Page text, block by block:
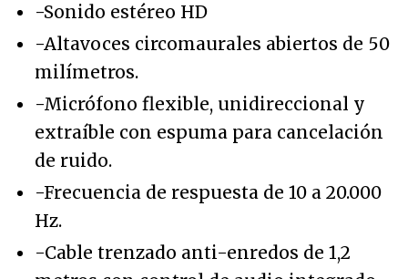
-Sonido estéreo HD
-Altavoces circomaurales abiertos de 50
milímetros.
-Micrófono flexible, unidireccional y
extraíble con espuma para cancelación
de ruido.
-Frecuencia de respuesta de 10 a 20.000
Hz.
-Cable trenzado anti-enredos de 1,2